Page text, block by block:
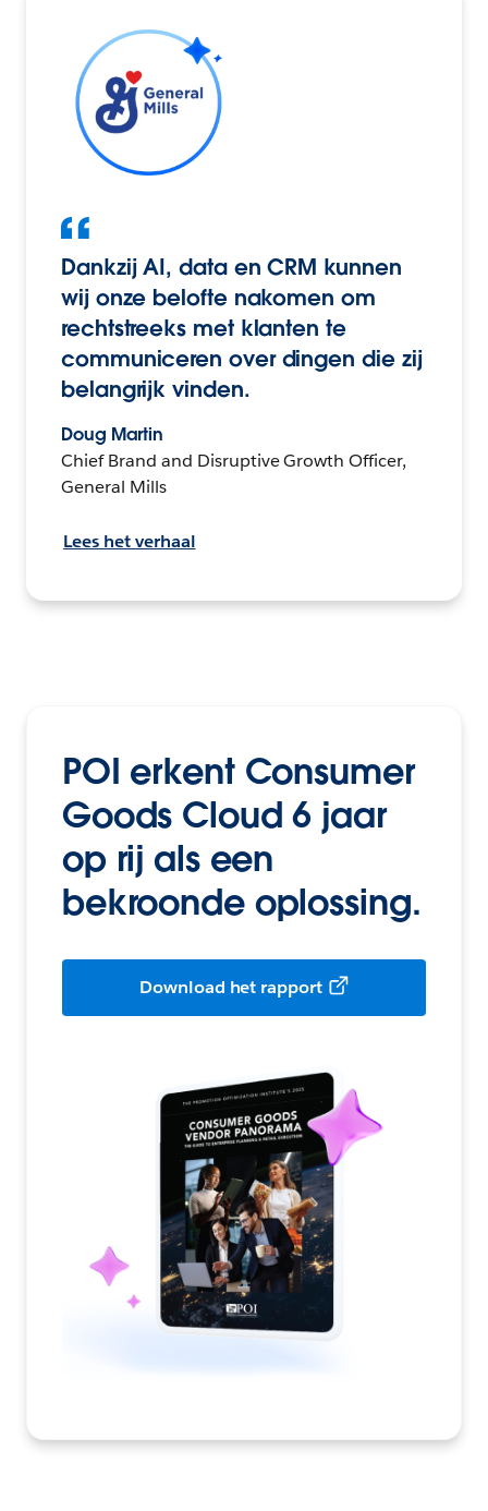
Dankzij AI, data en CRM kunnen
wij onze belofte nakomen om
rechtstreeks met klanten te
communiceren over dingen die zij
belangrijk vinden.
Doug Martin
Chief Brand and Disruptive Growth Officer,
General Mills
Lees het verhaal
POI erkent Consumer
Goods Cloud 6 jaar
op rij als een
bekroonde oplossing.
Download het rapport